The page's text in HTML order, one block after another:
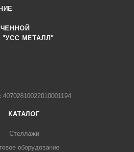
МЕТАЛЛ"
40702810022010001194
КАТАЛОГ
Стеллажи
оборудование